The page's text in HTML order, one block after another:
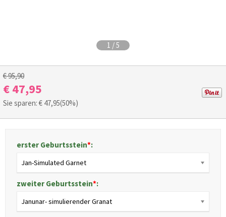
1 /5
€ 95,90
€ 47,95
Sie sparen: € 47,95(50%)
erster Geburtsstein*:
Jan-Simulated Garnet
zweiter Geburtsstein*:
Janunar- simulierender Granat